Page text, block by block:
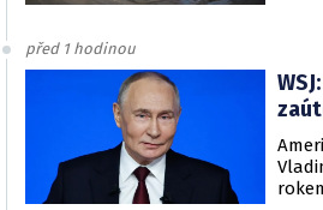
před 1 hodinou